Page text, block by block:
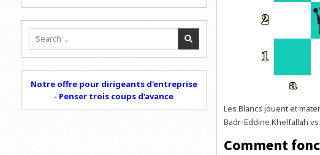
Les Blancs jouent et
Badr-Eddine Khelfallah
Comment
Search
Notre offre pour dirigeants d'entreprise
- Penser trois coups d'avance